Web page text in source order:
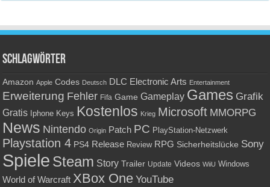
Schlagwörter
Amazon Apple Codes Deutsch DLC Electronic Arts Entertainment
Erweiterung Fehler Fifa Game Gameplay Games Grafik
Gratis Iphone Keys Kostenlos Krieg Microsoft MMORPG
News Nintendo Origin Patch PC PlayStation-Netzwerk
Playstation 4 PS4 Release Review RPG Sicherheitslücke Sony
Spiele Steam Story Trailer Update Videos WiiU Windows
World of Warcraft XBox One YouTube